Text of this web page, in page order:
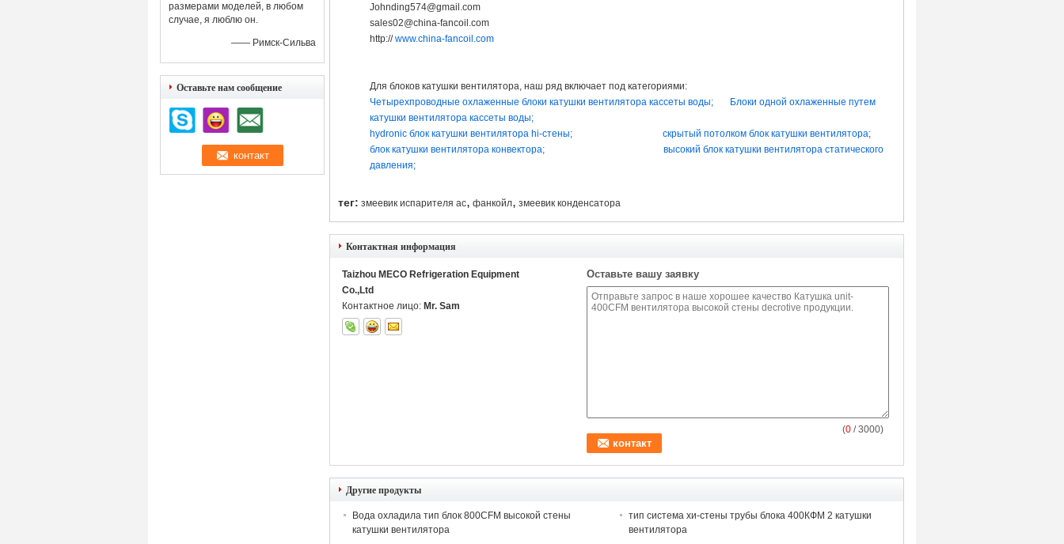
размерами моделей, в любом
случае, я люблю он.
—— Римск-Сильва
Оставьте нам сообщение
Johnding574@gmail.com
sales02@china-fancoil.com
http://www.china-fancoil.com
Для блоков катушки вентилятора, наш ряд включает под категориями:
Четырехпроводные охлаженные блоки катушки вентилятора кассеты воды;
Блоки одной охлаженные путем
катушки вентилятора кассеты воды;
hydronic блок катушки вентилятора hi-стены; скрытый потолком блок катушки вентилятора;
блок катушки вентилятора конвектора; высокий блок катушки вентилятора статического
давления;
тег: змеевик испарителя ac, фанкойл, змеевик конденсатора
Контактная информация
Taizhou MECO Refrigeration Equipment
Co.,Ltd
Контактное лицо: Mr. Sam
Оставьте вашу заявку
(0 / 3000)
Другие продукты
Вода охладила тип блок 800CFM высокой стены
катушки вентилятора
тип система хи-стены трубы блока 400КФМ 2 катушки
вентилятора